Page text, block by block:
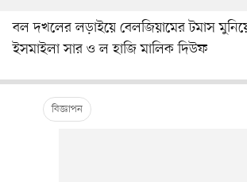
বল দখলের লড়াইয়ে বেলজিয়ামের টমাস
ইসমাইলা সার ও ল হাজি মালিক দিউফ